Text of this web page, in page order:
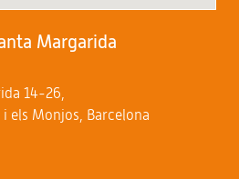
Margarida
14-26,
els Monjos, Barcelona